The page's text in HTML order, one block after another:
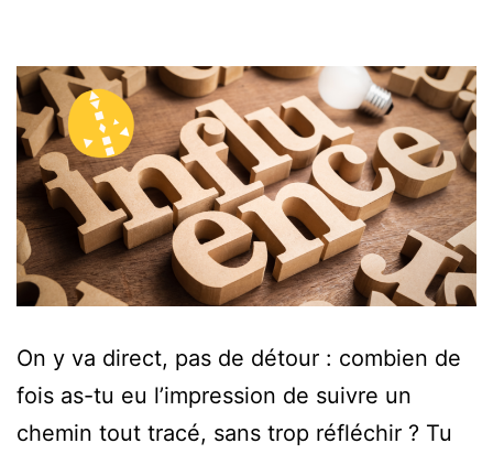
On y va direct, pas de détour : combien de
fois as-tu eu l’impression de suivre un
chemin tout tracé, sans trop réfléchir ? Tu